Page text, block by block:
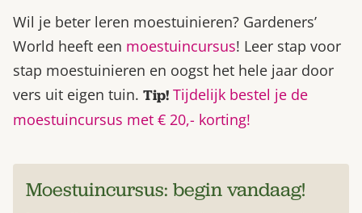
Wil je beter leren moestuinieren? Gardeners’
World heeft een moestuincursus! Leer stap voor
stap moestuinieren en oogst het hele jaar door
vers uit eigen tuin. Tip! Tijdelijk bestel je de
moestuincursus met € 20,- korting!
Moestuincursus: begin vandaag!